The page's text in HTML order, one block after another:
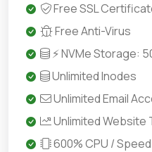
Free SSL
Free Anti-Virus
⚡ NVMe Storage:
Unlimited Inodes
Unlimited Email
Unlimited Website
600% CPU / Speed